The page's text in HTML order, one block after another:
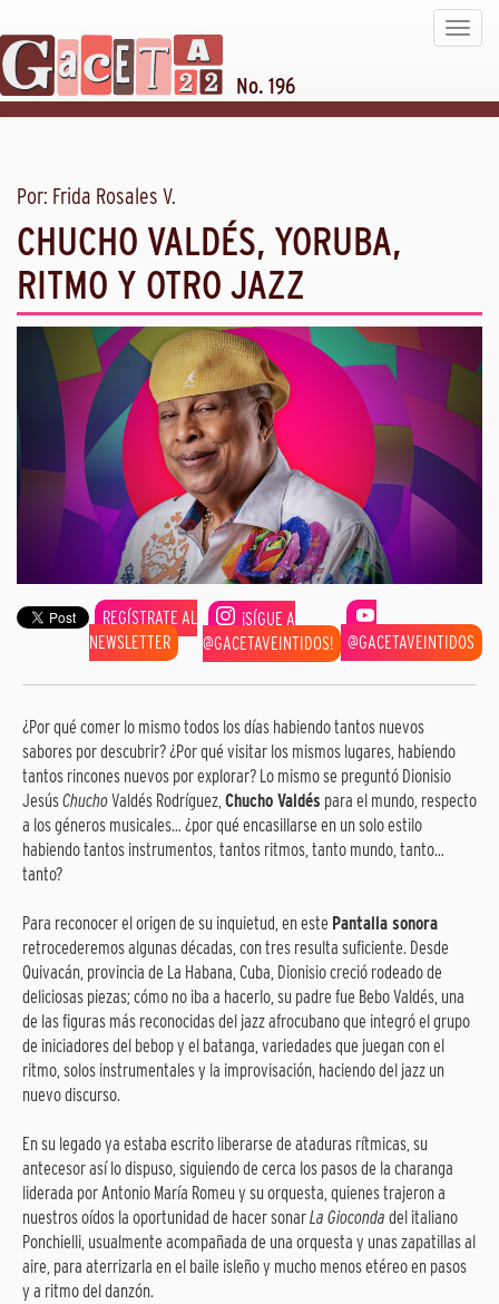
Toggle
No. 196
Por: Frida Rosales V.
CHUCHO VALDÉS, YORUBA,
RITMO Y OTRO JAZZ
REGÍSTRATE AL
NEWSLETTER
¡SÍGUE A
@GACETAVEINTIDOS!
@GACETAVEINTIDOS
¿Por qué comer lo mismo todos los días habiendo tantos nuevos
sabores por descubrir? ¿Por qué visitar los mismos lugares, habiendo
tantos rincones nuevos por explorar? Lo mismo se preguntó Dionisio
JesúsChuchoValdés Rodríguez, Chucho Valdés para el mundo, respecto
a los géneros musicales… ¿por qué encasillarse en un solo estilo
habiendo tantos instrumentos, tantos ritmos, tanto mundo, tanto…
tanto?
Para reconocer el origen de su inquietud, en este Pantalla sonora
retrocederemos algunas décadas, con tres resulta suficiente. Desde
Quivacán, provincia de La Habana, Cuba, Dionisio creció rodeado de
deliciosas piezas; cómo no iba a hacerlo, su padre fue Bebo Valdés, una
de las figuras más reconocidas del jazz afrocubano que integró el grupo
de iniciadores del bebop y el batanga, variedades que juegan con el
ritmo, solos instrumentales y la improvisación, haciendo del jazz un
nuevo discurso.
En su legado ya estaba escrito liberarse de ataduras rítmicas, su
antecesor así lo dispuso, siguiendo de cerca los pasos de la charanga
liderada por Antonio María Romeu y su orquesta, quienes trajeron a
nuestros oídos la oportunidad de hacer sonarLa Gioconda del italiano
Ponchielli, usualmente acompañada de una orquesta y unas zapatillas al
aire, para aterrizarla en el baile isleño y mucho menos etéreo en pasos
y a ritmo del danzón.